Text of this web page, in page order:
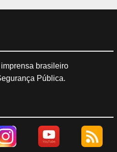
brasileiro
Pública.